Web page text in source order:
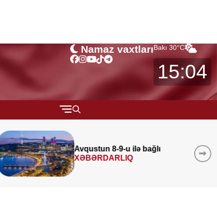
Namaz vaxtlarıBakı 30°C
15:04
MÜSAHİBƏ
MARAQLI
Azad edilmiş ərazilərində 340
layihəicra edilib